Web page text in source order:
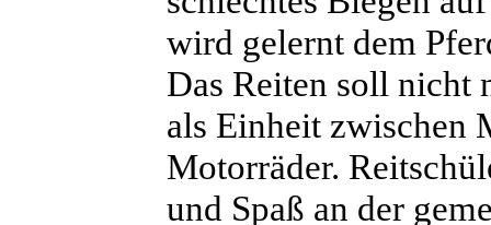
wird gelernt dem
Das Reiten soll nicht
als Einheit zwischen
Motorräder.
und Spaß an der